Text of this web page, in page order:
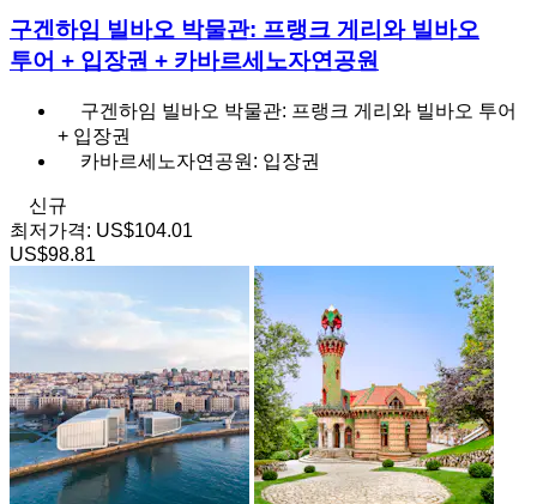
구겐하임 빌바오 박물관: 프랭크 게리와 빌바오
투어 + 입장권 + 카바르세노자연공원
구겐하임 빌바오 박물관: 프랭크 게리와 빌바오 투어
+ 입장권
카바르세노자연공원: 입장권
신규
최저가격: US$104.01
US$98.81